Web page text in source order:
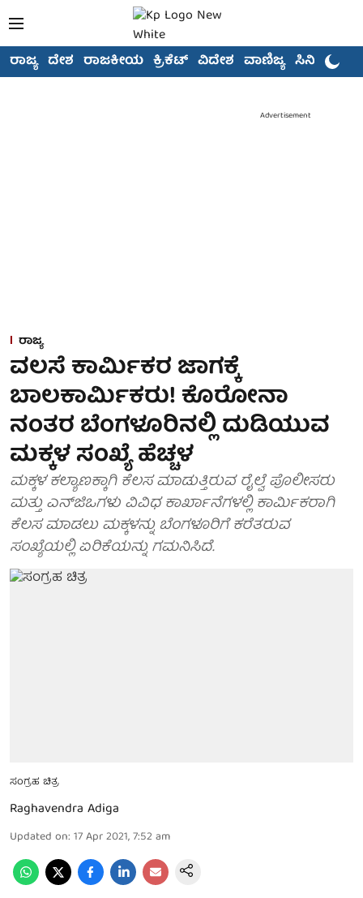
ರಾಜ್ಯ ದೇಶ ರಾಜಕೀಯ ಕ್ರಿಕೆಟ್ ವಿದೇಶ ವಾಣಿಜ್ಯ ಸಿನಿಮಾ
Advertisement
ರಾಜ್ಯ
ವಲಸೆ ಕಾರ್ಮಿಕರ ಜಾಗಕ್ಕೆ
ಬಾಲಕಾರ್ಮಿಕರು! ಕೊರೋನಾ
ನಂತರ ಬೆಂಗಳೂರಿನಲ್ಲಿ ದುಡಿಯುವ
ಮಕ್ಕಳ ಸಂಖ್ಯೆ ಹೆಚ್ಚಳ
ಮಕ್ಕಳ ಕಲ್ಯಾಣಕ್ಕಾಗಿ ಕೆಲಸ ಮಾಡುತ್ತಿರುವ ರೈಲ್ವೆ ಪೊಲೀಸರು
ಮತ್ತು ಎನ್‌ಜಿಒಗಳು ವಿವಿಧ ಕಾರ್ಖಾನೆಗಳಲ್ಲಿ ಕಾರ್ಮಿಕರಾಗಿ
ಕೆಲಸ ಮಾಡಲು ಮಕ್ಕಳನ್ನು ಬೆಂಗಳೂರಿಗೆ ಕರೆತರುವ
ಸಂಖ್ಯೆಯಲ್ಲಿ ಏರಿಕೆಯನ್ನು ಗಮನಿಸಿದೆ.
ಸಂಗ್ರಹ ಚಿತ್ರ
Raghavendra Adiga
Updated on: 17 Apr 2021, 7:52 am